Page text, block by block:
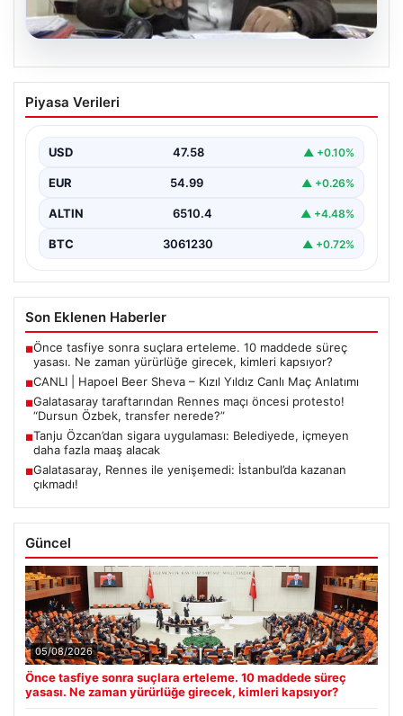
03.08.2026
Tanju Özcan’dan sigara uygulaması:
Belediyede, içmeyen daha fazla maaş
Geçtiğimiz günlerde Bolu Belediye Başkanı Tanju
bıraktığını duyurdu.…
Piyasa Verileri
USD 47.58 ▲ +0.10%
EUR 54.99 ▲ +0.26%
ALTIN 6510.4 ▲ +4.48%
BTC 3061230 ▲ +0.72%
Son Eklenen Haberler
■Önce tasfiye sonra suçlara erteleme. 10 maddede süreç
yasası. Ne zaman yürürlüğe girecek, kimleri kapsıyor?
■CANLI | Hapoel Beer Sheva – Kızıl Yıldız Canlı Maç Anlatımı
■Galatasaray taraftarından Rennes maçı öncesi protesto!
“Dursun Özbek, transfer nerede?”
■Tanju Özcan’dan sigara uygulaması: Belediyede, içmeyen
daha fazla maaş alacak
■Galatasaray, Rennes ile yenişemedi: İstanbul’da kazanan
çıkmadı!
Güncel
05/08/2026
Önce tasfiye sonra suçlara erteleme. 10 maddede süreç
yasası. Ne zaman yürürlüğe girecek, kimleri kapsıyor?